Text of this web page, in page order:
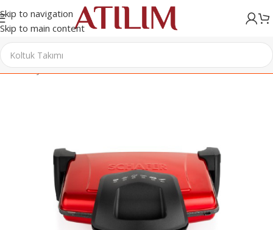
Skip to navigation
Skip to main content
Ana Sayfa/Elektrikli Ev Aletleri/Tost Makineleri